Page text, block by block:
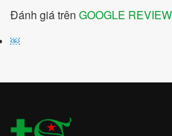
Đánh giá trên GOOGLE REVIEW
￼